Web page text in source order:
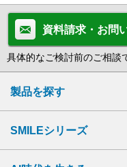
資料請求・お問
具体的なご検討前のご相談
製品を探す
SMILEシリーズ